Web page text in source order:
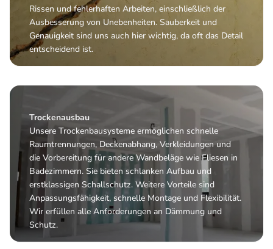
Rissen und fehlerhaften Arbeiten, einschließlich der
Ausbesserung von Unebenheiten. Sauberkeit und
Genauigkeit sind uns auch hier wichtig, da oft das Detail
entscheidend ist.
Trockenausbau
Unsere Trockenbausysteme ermöglichen schnelle
Raumtrennungen, Deckenabhang, Verkleidungen und
die Vorbereitung für andere Wandbeläge wie Fliesen in
Badezimmern. Sie bieten schlanken Aufbau und
erstklassigen Schallschutz. Weitere Vorteile sind
Anpassungsfähigkeit, schnelle Montage und Flexibilität.
Wir erfüllen alle Anforderungen an Dämmung und
Schutz.